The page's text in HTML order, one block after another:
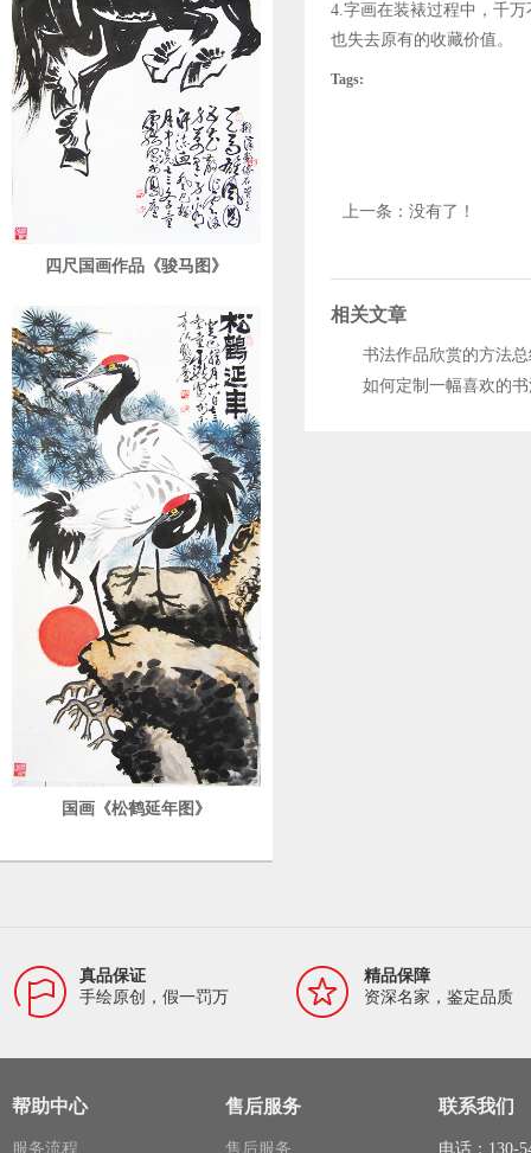
4.字画在装裱过程中，千
也失去原有的收藏价值。
Tags:
上一条：没有了！
相关文章
书法作品欣赏的方法总
如何定制一幅喜欢的
四尺国画作品《骏马图》
国画《松鹤延年图》
真品保证
手绘原创，假一罚万
精品保障
资深名家，鉴定品质
帮助中心
服务流程
售后服务
售后服务
联系我们
电话：130-